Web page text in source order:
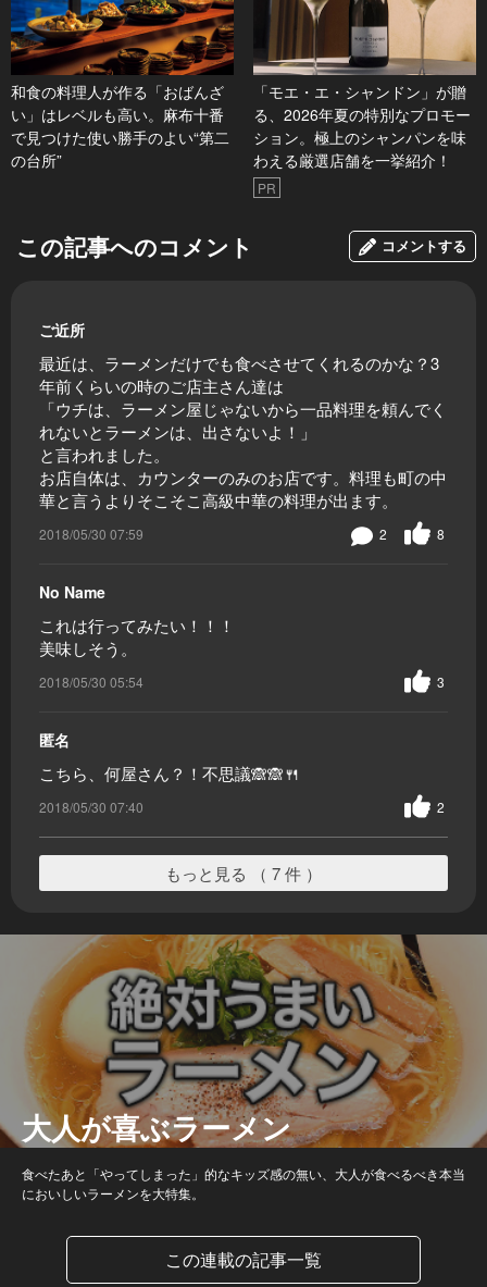
和食の料理人が作る「おばんざ
い」はレベルも高い。麻布十番
で見つけた使い勝手のよい“第二
の台所”
「モエ・エ・シャンドン」が贈
る、2026年夏の特別なプロモー
ション。極上のシャンパンを味
わえる厳選店舗を一挙紹介！
PR
この記事へのコメント コメントする
ご近所
最近は、ラーメンだけでも食べさせてくれるのかな？3
年前くらいの時のご店主さん達は
「ウチは、ラーメン屋じゃないから一品料理を頼んでく
れないとラーメンは、出さないよ！」
と言われました。
お店自体は、カウンターのみのお店です。料理も町の中
華と言うよりそこそこ高級中華の料理が出ます。
2018/05/30 07:59 8
2
No Name
これは行ってみたい！！！
美味しそう。
2018/05/30 05:54 3
匿名
こちら、何屋さん？！不思議🙈🙈🍴
2018/05/30 07:40 2
もっと見る （ 7 件 ）
大人が喜ぶラーメン
食べたあと「やってしまった」的なキッズ感の無い、大人が食べるべき本当
においしいラーメンを大特集。
この連載の記事一覧